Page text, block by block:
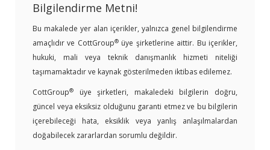
Bilgilendirme Metni!
Bu makalede yer alan içerikler, yalnızca genel bilgilendirme
amaçlıdır ve CottGroup®üye şirketlerine aittir. Bu içerikler,
hukuki, mali veya teknik danışmanlık hizmeti niteliği
taşımamaktadır ve kaynak gösterilmeden iktibas edilemez.
CottGroup®
üye şirketleri, makaledeki bilgilerin doğru,
güncel veya eksiksiz olduğunu garanti etmez ve bu bilgilerin
içerebileceği hata, eksiklik veya yanlış anlaşılmalardan
doğabilecek zararlardan sorumlu değildir.